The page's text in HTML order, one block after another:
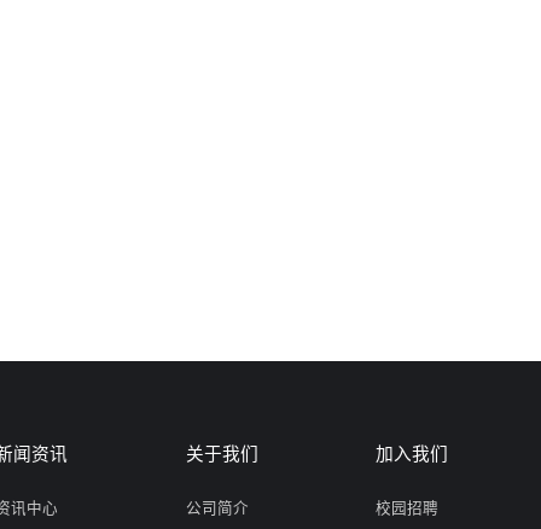
闻资讯
讯中心
关于我们
公司简介
加入我们
校园招聘